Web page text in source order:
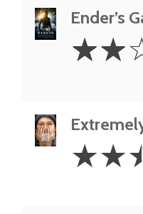
Ender’s
Stars
☆☆
2.5
Stars
☆☆